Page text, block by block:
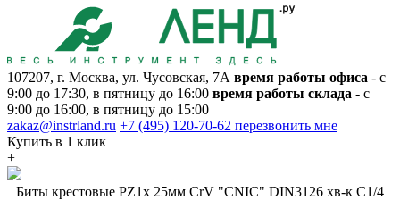
107207, г. Москва, ул. Чусовская, 7А время работы офиса - с
9:00 до 17:30, в пятницу до 16:00 время работы склада - с
9:00 до 16:00, в пятницу до 15:00
zakaz@instrland.ru +7 (495) 120-70-62 перезвонить мне
Купить в 1 клик
+
Биты крестовые PZ1х 25мм CrV "CNIC" DIN3126 хв-к С1/4